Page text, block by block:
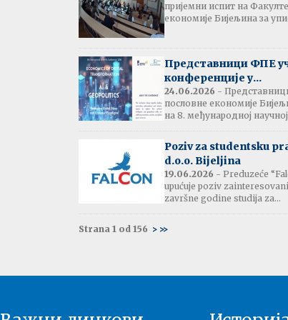
Обавјештење:
Издавање потврда
прије љетне паузе
Резултати испита:
Монетарна економија
Резултати испита и
термин усменог испита:
Енглески језик 2
Друга година - 03.07.2026
Енглески језик 1
пријемни испит на
економије Бијељина за
Представници ФПЕ
конференције у...
24.06.2026 -
пословне економије
на 8. међународној
Poziv za studentsku
d.o.o. Bijeljina
19.06.2026 - Preduzeće
upućuje poziv
završne godine studija za...
Strana 1 od 156 > >>